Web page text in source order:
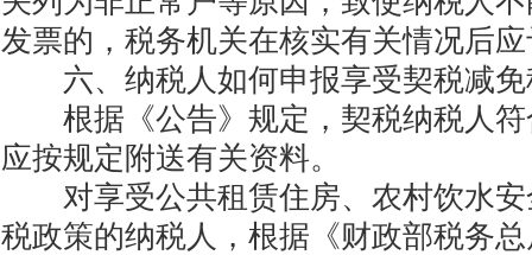
发票的，税务机关在核实有关情况后
六、纳税人如何申报享受契税减免
根据《公告》规定，契税纳税人符
应按规定附送有关资料。
对享受公共租赁住房、农村饮水安
税政策的纳税人，根据《财政部税务